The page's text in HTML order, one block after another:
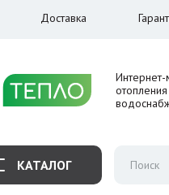
Доставка
Интернет-
КАТАЛОГ